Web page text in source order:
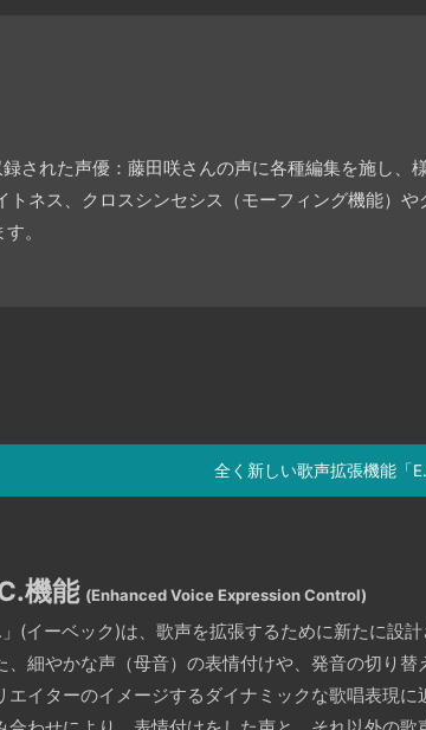
された声優：藤田咲さんの声に各種編集を施し
ネス、クロスシンセシス（モーフィング機能）
。
全く新しい歌声拡張機能「
機能 (Enhanced Voice Expression Control)
」(イーベック)は、歌声を拡張するために新たに設
、細やかな声（母音）の表情付けや、発音の切り
エイターのイメージするダイナミックな歌唱表現